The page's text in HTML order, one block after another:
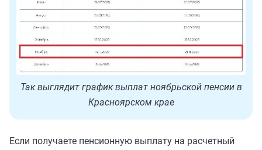
Так выглядит график выплат ноябрьской пенсии в
Красноярском крае
Если получаете пенсионную выплату на расчетный